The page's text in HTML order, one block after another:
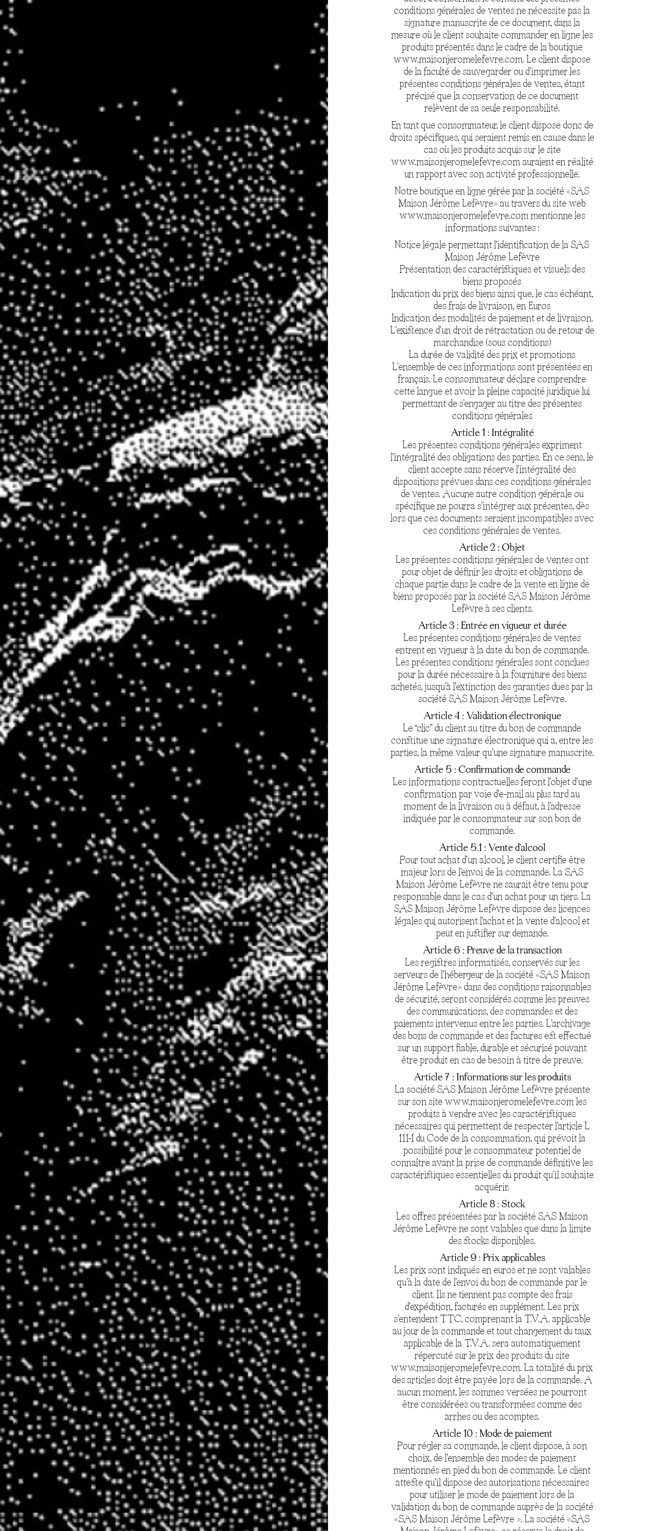
conditions générales de ventes ne nécessite pas la
signature manuscrite de ce document, dans la
mesure où le client souhaite commander en ligne les
produits présentés dans le cadre de la boutique
www.maisonjeromelefevre.com. Le client dispose
de la faculté de sauvegarder ou d’imprimer les
présentes conditions générales de ventes, étant
précisé que la conservation de ce document
relèvent de sa seule responsabilité.
En tant que consommateur, le client dispose donc de
droits spécifiques, qui seraient remis en cause dans le
cas où les produits acquis sur le site
www.maisonjeromelefevre.com auraient en réalité
un rapport avec son activité professionnelle.
Notre boutique en ligne gérée par la société «SAS
Maison Jérôme Lefèvre» au travers du site web
www.maisonjeromelefevre.com mentionne les
informations suivantes :
Notice légale permettant l’identification de la SAS
Maison Jérôme Lefèvre
Présentation des caractéristiques et visuels des
biens proposés
Indication du prix des biens ainsi que, le cas échéant,
des frais de livraison, en Euros
Indication des modalités de paiement et de livraison.
L’existence d’un droit de rétractation ou de retour de
marchandise (sous conditions)
La durée de validité des prix et promotions
L’ensemble de ces informations sont présentées en
français. Le consommateur déclare comprendre
cette langue et avoir la pleine capacité juridique lui
permettant de s’engager au titre des présentes
conditions générales
Article 1 : Intégralité
Les présentes conditions générales expriment
l’intégralité des obligations des parties. En ce sens, le
client accepte sans réserve l’intégralité des
dispositions prévues dans ces conditions générales
de ventes. Aucune autre condition générale ou
spécifique ne pourra s’intégrer aux présentes, dès
lors que ces documents seraient incompatibles avec
ces conditions générales de ventes.
Article 2 : Objet
Les présentes conditions générales de ventes ont
pour objet de définir les droits et obligations de
chaque partie dans le cadre de la vente en ligne de
biens proposés par la société SAS Maison Jérôme
Lefèvre à ses clients.
Article 3 : Entrée en vigueur et durée
Les présentes conditions générales de ventes
entrent en vigueur à la date du bon de commande.
Les présentes conditions générales sont conclues
pour la durée nécessaire à la fourniture des biens
achetés, jusqu’à l’extinction des garanties dues par la
société SAS Maison Jérôme Lefèvre.
Article 4 : Validation électronique
Le “clic” du client au titre du bon de commande
constitue une signature électronique qui a, entre les
parties, la même valeur qu’une signature manuscrite.
Article 5 : Confirmation de commande
Les informations contractuelles feront l’objet d’une
confirmation par voie d’e-mail au plus tard au
moment de la livraison ou à défaut, à l’adresse
indiquée par le consommateur sur son bon de
commande.
Article 5.1 : Vente d’alcool
Pour tout achat d’un alcool, le client certifie être
majeur lors de l’envoi de la commande. La SAS
Maison Jérôme Lefèvre ne saurait être tenu pour
responsable dans le cas d’un achat pour un tiers. La
SAS Maison Jérôme Lefèvre dispose des licences
légales qui autorisent l’achat et la vente d’alcool et
peut en justifier sur demande.
Article 6 : Preuve de la transaction
Les registres informatisés, conservés sur les
serveurs de l’hébergeur de la société «SAS Maison
Jérôme Lefèvre» dans des conditions raisonnables
de sécurité, seront considérés comme les preuves
des communications, des commandes et des
paiements intervenus entre les parties. L’archivage
des bons de commande et des factures est effectué
sur un support fiable, durable et sécurisé pouvant
être produit en cas de besoin à titre de preuve.
Article 7 : Informations sur les produits
La société SAS Maison Jérôme Lefèvre présente
sur son site www.maisonjeromelefevre.com les
produits à vendre avec les caractéristiques
nécessaires qui permettent de respecter l’article L
111-1 du Code de la consommation, qui prévoit la
possibilité pour le consommateur potentiel de
connaître avant la prise de commande définitive les
caractéristiques essentielles du produit qu’il souhaite
acquérir.
Article 8 : Stock
Les offres présentées par la société SAS Maison
Jérôme Lefèvre ne sont valables que dans la limite
des stocks disponibles.
Article 9 : Prix applicables
Les prix sont indiqués en euros et ne sont valables
qu’à la date de l’envoi du bon de commande par le
client. Ils ne tiennent pas compte des frais
d’expédition, facturés en supplément. Les prix
s’entendent TTC, comprenant la T.V.A. applicable
au jour de la commande et tout changement du taux
applicable de la T.V.A. sera automatiquement
répercuté sur le prix des produits du site
www.maisonjeromelefevre.com. La totalité du prix
des articles doit être payée lors de la commande. A
aucun moment, les sommes versées ne pourront
être considérées ou transformées comme des
arrhes ou des acomptes.
Article 10 : Mode de paiement
Pour régler sa commande, le client dispose, à son
choix, de l’ensemble des modes de paiement
mentionnés en pied du bon de commande. Le client
atteste qu’il dispose des autorisations nécessaires
pour utiliser le mode de paiement lors de la
validation du bon de commande auprès de la société
«SAS Maison Jérôme Lefèvre ». La société «SAS